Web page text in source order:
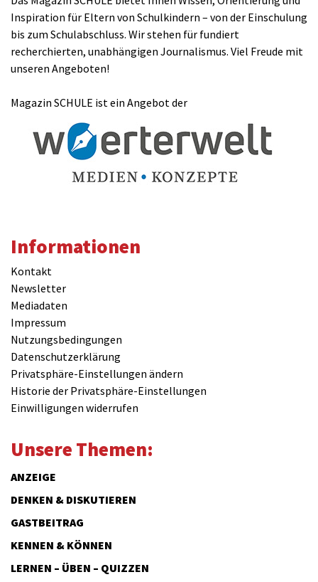
Inspiration für Eltern von Schulkindern – von der Einschulung
bis zum Schulabschluss. Wir stehen für fundiert
recherchierten, unabhängigen Journalismus. Viel Freude mit
unseren Angeboten!
Magazin SCHULE ist ein Angebot der
Informationen
Kontakt
Newsletter
Mediadaten
Impressum
Nutzungsbedingungen
Datenschutzerklärung
Privatsphäre-Einstellungen ändern
Historie der Privatsphäre-Einstellungen
Einwilligungen widerrufen
Unsere Themen:
ANZEIGE
DENKEN & DISKUTIEREN
GASTBEITRAG
KENNEN & KÖNNEN
LERNEN – ÜBEN – QUIZZEN